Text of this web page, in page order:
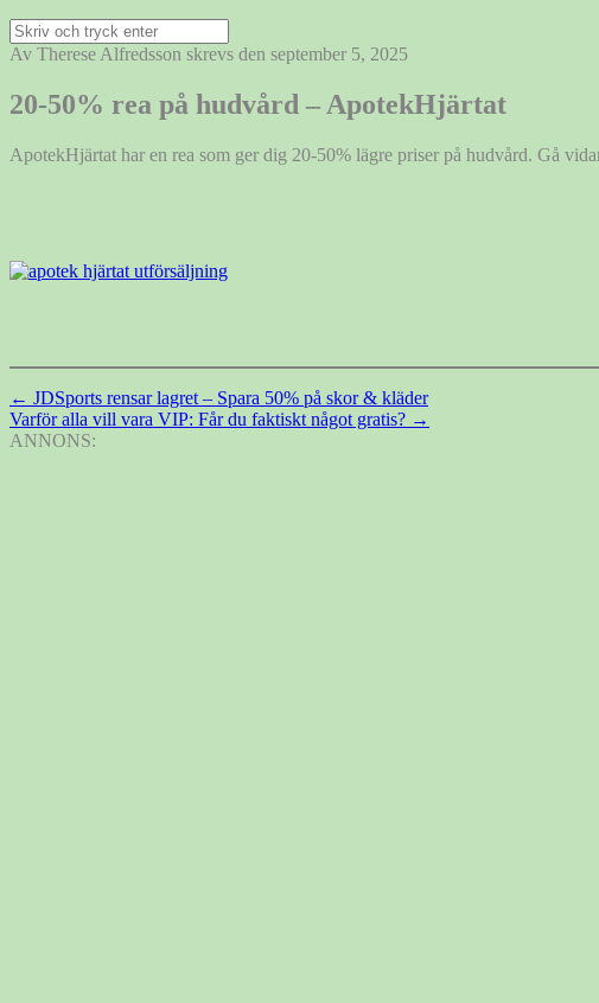
Sök
efter:
Av Therese Alfredsson skrevs den september 5, 2025
20-50% rea på hudvård – ApotekHjärtat
ApotekHjärtat har en rea som ger dig 20-50% lägre priser på hudvård. Gå
Inläggsnavigering
← JDSports rensar lagret – Spara 50% på skor & kläder
Varför alla vill vara VIP: Får du faktiskt något gratis? →
ANNONS: